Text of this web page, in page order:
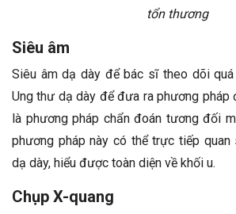
tổn thương
Siêu âm
Siêu âm dạ dày để bác sĩ theo dõi
Ung thư dạ dày để đưa ra phương pháp
là phương pháp chẩn đoán tương đối
phương pháp này có thể trực tiếp
dạ dày, hiểu được toàn diện về khối u.
Chụp X-quang